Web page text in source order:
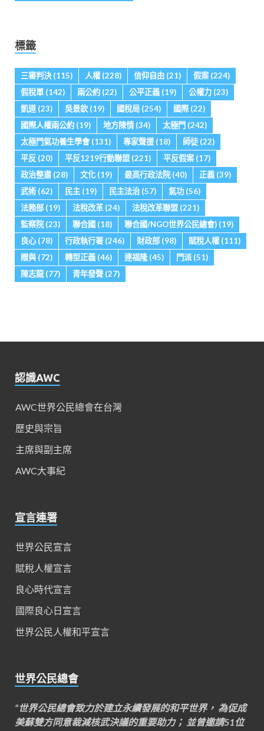
標籤
三審判決(115) 人權(228) 信仰自由 (21) 假案(224)
假稅單 (142) 兩公約 (22) 公平正義 (19) 公權力 (23)
凱道(23) 吳景欽 (19) 國稅局 (254) 國際(22)
國際人權兩公約 (19) 地方陳情(34) 太極門 (242)
太極門氣功養生學會(131) 專家聲援(18) 師徒(22)
平反 (20) 平反1219行動聯盟 (221) 平反假案(17)
政治整肅 (28) 文化 (19) 最高行政法院(40) 正義 (39)
武術(62) 民主 (19) 民主法治 (57) 氣功 (56)
法務部 (19) 法稅改革 (24) 法稅改革聯盟 (221)
監察院(23) 聯合國 (18) 聯合國/NGO世界公民總會) (19)
良心(78) 行政執行署 (246) 財政部 (98) 賦稅人權(111)
贈與(72) 轉型正義 (46) 連福隆(45) 門派(51)
陳志龍(77) 青年發聲 (27)
認識AWC
AWC世界公民總會在台灣
歷史與宗旨
主席與副主席
AWC大事紀
宣言連署
世界公民宣言
賦稅人權宣言
良心時代宣言
國際良心日宣言
世界公民人權和平宣言
世界公民總會
“世界公民總會致力於建立永續發展的和平世界， 為促成
美蘇雙方同意裁減核武決議的重要助力； 並曾邀請51位